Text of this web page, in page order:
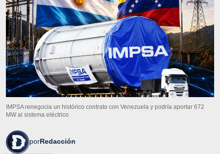
IMPSA renegocia un histórico contrato con Venezuela y podría aportar 672
MW al sistema eléctrico
porRedacción